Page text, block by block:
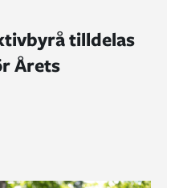
tilldelas
Årets